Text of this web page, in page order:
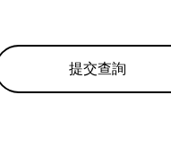
提交查詢